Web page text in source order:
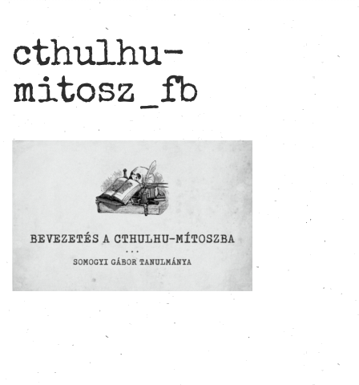
cthulhu-
mitosz_fb